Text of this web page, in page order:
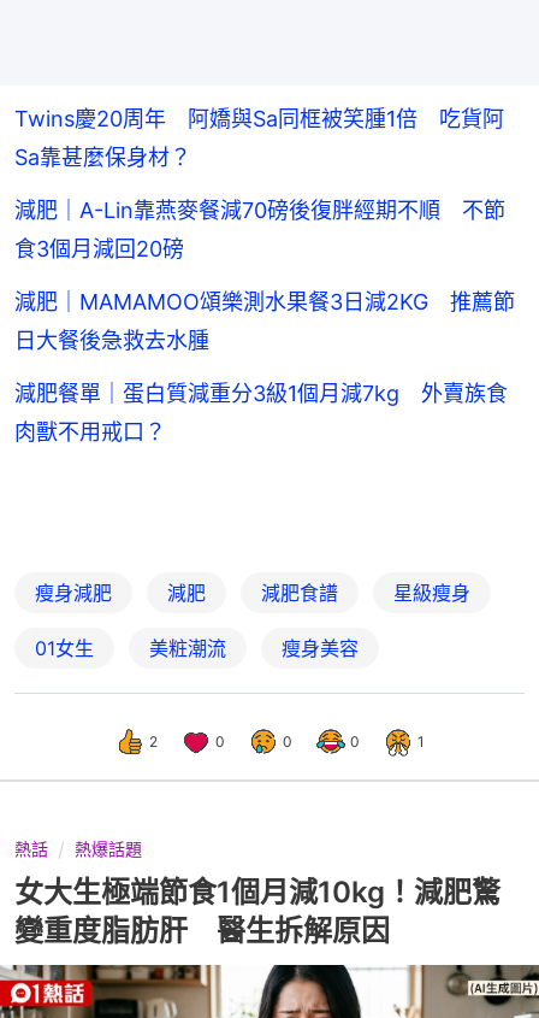
Twins慶20周年 阿嬌與Sa同框被笑腫1倍 吃貨阿
Sa靠甚麼保身材？
減肥｜A-Lin靠燕麥餐減70磅後復胖經期不順 不節
食3個月減回20磅
減肥｜MAMAMOO頌樂測水果餐3日減2KG 推薦節
日大餐後急救去水腫
減肥餐單｜蛋白質減重分3級1個月減7kg 外賣族食
肉獸不用戒口？
瘦身減肥 減肥 減肥食譜 星級瘦身
01女生 美粧潮流 瘦身美容
2 0 0 0 1
熱話 熱爆話題
女大生極端節食1個月減10kg！減肥驚
變重度脂肪肝 醫生拆解原因